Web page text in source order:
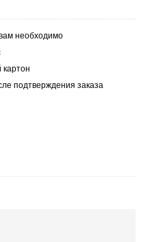
необходимо
подтверждения заказа